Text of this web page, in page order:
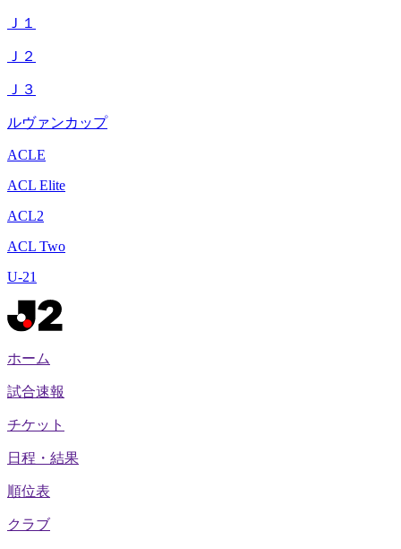
Ｊ１
Ｊ２
Ｊ３
ルヴァンカップ
ACLE
ACL Elite
ACL2
ACL Two
U-21
ホーム
試合速報
チケット
日程・結果
順位表
クラブ